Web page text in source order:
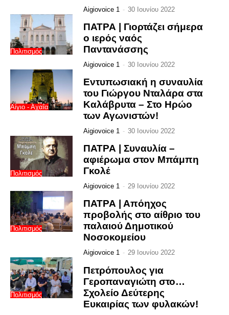
Aigiovoice 1 - 30 Ιουνίου 2022
Πολιτισμός
ΠΑΤΡΑ | Γιορτάζει σήμερα
ο ιερός ναός
Παντανάσσης
Aigiovoice 1 - 30 Ιουνίου 2022
Αίγιο - Αχαΐα
Εντυπωσιακή η συναυλία
του Γιώργου Νταλάρα στα
Καλάβρυτα – Στο Ηρώο
των Αγωνιστών!
Aigiovoice 1 - 30 Ιουνίου 2022
Πολιτισμός
ΠΑΤΡΑ | Συναυλία –
αφιέρωμα στον Μπάμπη
Γκολέ
Aigiovoice 1 - 29 Ιουνίου 2022
Πολιτισμός
ΠΑΤΡΑ | Απόηχος
προβολής στο αίθριο του
παλαιού Δημοτικού
Νοσοκομείου
Aigiovoice 1 - 29 Ιουνίου 2022
Πολιτισμός
Πετρόπουλος για
Γεροπαναγιώτη στο…
Σχολείο Δεύτερης
Ευκαιρίας των φυλακών!